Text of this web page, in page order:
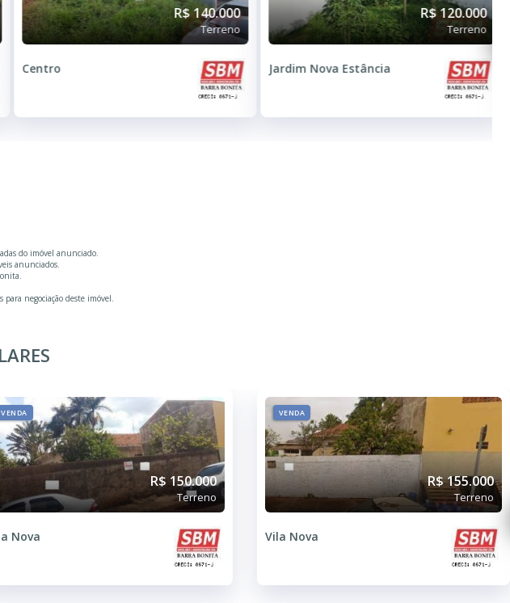
R$ 140.000
Terreno
Centro
R$ 120.000
Terreno
Jardim Nova Estância
do imóvel anunciado.
anunciados.
negociação deste imóvel.
VENDA
R$ 150.000
Terreno
Nova
VENDA
R$ 155.000
Terreno
Vila Nova